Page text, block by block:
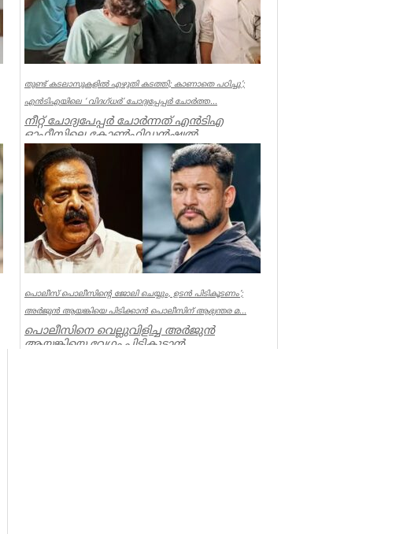
തുണ്ട് കടലാസുകളില്‍ എഴുതി കടത്തി; കാണാതെ പഠിച്ചു’;
എന്‍ടിഎയിലെ ‘ വിദഗ്ധര്‍’ ചോദ്യപ്പേപ്പര്‍ ചോര്‍ത്ത...
നീറ്റ് ചോദ്യപേപ്പര്‍ ചോര്‍ന്നത് എന്‍ടിഎ
ഓഫീസിലെ കോണ്‍ഫിഡന്‍ഷ്യല്‍
സെക്ഷനില്‍ നിന്ന് എന്ന് സിബിഐ. എന...
Kerala
പൊലീസ് പൊലീസിന്റെ ജോലി ചെയ്യും, ഉടന്‍ പിടികൂടണം’;
അര്‍ജുന്‍ ആയങ്കിയെ പിടിക്കാന്‍ പൊലീസിന് ആഭ്യന്തര മ...
പൊലീസിനെ വെല്ലുവിളിച്ച അര്‍ജുന്‍
ആയങ്കിയെ വേഗം പിടികൂടാന്‍